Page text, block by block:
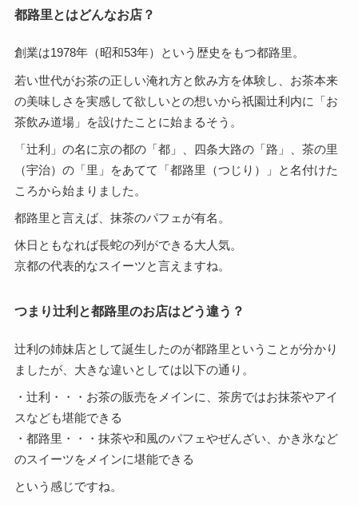
都路里とはどんなお店？
創業は1978年（昭和53年）という歴史をもつ都路里。
若い世代がお茶の正しい淹れ方と飲み方を体験し、お茶本来
の美味しさを実感して欲しいとの想いから祇園辻利内に「お
茶飲み道場」を設けたことに始まるそう。
「辻利」の名に京の都の「都」、四条大路の「路」、茶の里
（宇治）の「里」をあてて「都路里（つじり）」と名付けた
ころから始まりました。
都路里と言えば、抹茶のパフェが有名。
休日ともなれば長蛇の列ができる大人気。
京都の代表的なスイーツと言えますね。
つまり辻利と都路里のお店はどう違う？
辻利の姉妹店として誕生したのが都路里ということが分かり
ましたが、大きな違いとしては以下の通り。
・辻利・・・お茶の販売をメインに、茶房ではお抹茶やアイ
スなども堪能できる
・都路里・・・抹茶や和風のパフェやぜんざい、かき氷など
のスイーツをメインに堪能できる
という感じですね。